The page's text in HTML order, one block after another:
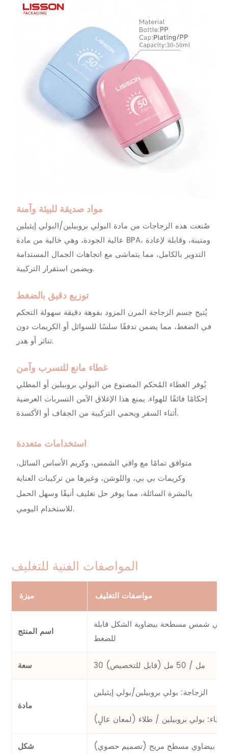
مواد صديقة للبيئة وآمنة
صُنعت هذه الزجاجات من مادة البولي بروبيلين/البولي إيثيلين
عالية الجودة، وهي خالية من مادة BPA، ومتينة، وقابلة لإعادة
التدوير بالكامل، مما يتماشى مع اتجاهات الجمال المستدامة
ويضمن استقرار التركيبة.
توزيع دقيق بالضغط
يُتيح جسم الزجاجة المرن المزود بفوهة دقيقة سهولة التحكم
في الضغط، مما يضمن تدفقًا سلسًا للسوائل أو الكريمات دون
تناثر أو هدر.
غطاء مانع للتسرب وآمن
يُوفر الغطاء المُحكم المصنوع من البولي بروبيلين أو المطلي
إحكامًا فائقًا للهواء. يمنع هذا الإغلاق الآمن التسربات العرضية
أثناء السفر ويحمي التركيبة من الجفاف أو الأكسدة.
استخدامات متعددة
متوافق تمامًا مع واقي الشمس، وكريم الأساس السائل،
وكريمات بي بي، واللوشن، وغيرها من تركيبات العناية
بالبشرة السائلة، مما يوفر حل تغليف أنيقًا وسهل الحمل
للاستخدام اليومي.
المواصفات الفنية للتغليف
ميزة مواصفات التغليف
اسم المنتج
شمس مسطحة بيضاوية الشكل قابلة
للضغط
سعة 30 مل / 50 مل (قابل للتخصيص)
مادة
الزجاجة: بولي بروبيلين/بولي إيثيلين
بولي بروبيلين / طلاء (لمعان عالٍ)
شكل بيضاوي مسطح مريح (تصميم حصوي)